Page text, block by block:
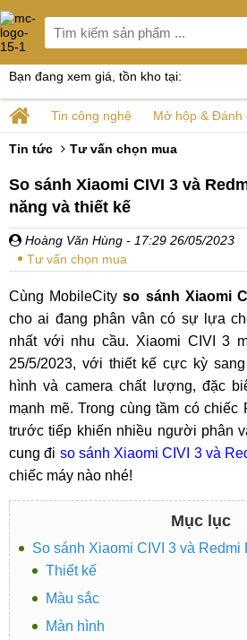
Bạn đang xem giá, tồn kho tại:
Tin công nghệ Mở hộp & Đánh
Tin tức Tư vấn chọn mua
So sánh Xiaomi CIVI 3 và
năng và thiết kế
Hoàng Văn Hùng - 17:29 26/05/2023
Tư vấn chọn mua
Cùng MobileCityso sánh Xiaomi
cho ai đang phân vân có sự lựa
nhất với nhu cầu. Xiaomi CIVI 3
25/5/2023, với thiết kế cực kỳ
hình và camera chất lượng, đặc
mạnh mẽ. Trong cùng tầm có chiếc
trước tiếp khiến nhiều người phân
cung đi so sánh Xiaomi CIVI 3 và
chiếc máy nào nhé!
Mục lục
So sánh Xiaomi CIVI 3 và Redmi
Thiết kế
Màu sắc
Màn hình